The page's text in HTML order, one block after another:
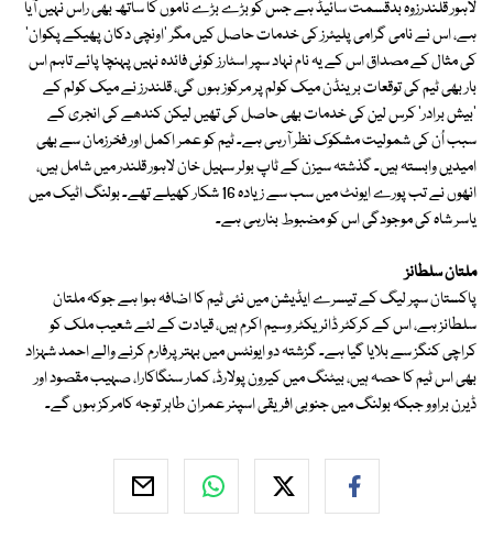
لاہور قلندرزوہ بدقسمت سائیڈ ہے جس کو بڑے بڑے ناموں کا ساتھ بھی راس نہیں آیا
ہے، اس نے نامی گرامی پلیئرز کی خدمات حاصل کیں مگر 'اونچی دکان پھیکے پکوان'
کی مثال کے مصداق اس کے یہ نام نہاد سپر اسٹارز کوئی فائدہ نہیں پہنچا پائے تاہم اس
بار بھی ٹیم کی توقعات برینڈن میک کولم پر مرکوز ہوں گی، قلندرز نے میک کولم کے
'بیش برادر' کرس لین کی خدمات بھی حاصل کی تھیں لیکن کندھے کی انجری کے
سبب اُن کی شمولیت مشکوک نظر آرہی ہے۔ ٹیم کو عمر اکمل اور فخرزمان سے بھی
امیدیں وابستہ ہیں۔ گذشتہ سیزن کے ٹاپ بولر سہیل خان لاہور قلندر میں شامل ہیں،
انھوں نے تب پورے ایونٹ میں سب سے زیادہ 16 شکار کھیلے تھے۔ بولنگ اٹیک میں
یاسر شاہ کی موجودگی اس کو مضبوط بنارہی ہے۔
ملتان سلطانز
پاکستان سپر لیگ کے تیسرے ایڈیشن میں نئی ٹیم کا اضافہ ہوا ہے جوکہ ملتان
سلطانز ہے، اس کے کرکٹر ڈائریکٹر وسیم اکرم ہیں، قیادت کے لئے شعیب ملک کو
کراچی کنگز سے بلایا گیا ہے۔ گزشتہ دو ایونٹس میں بہتر پرفارم کرنے والے احمد شہزاد
بھی اس ٹیم کا حصہ ہیں، بیٹنگ میں کیرون پولارڈ، کمار سنگاکارا، صہیب مقصود اور
ڈیرن براوو جبکہ بولنگ میں جنوبی افریقی اسپنر عمران طاہر توجہ کامرکز ہوں گے۔